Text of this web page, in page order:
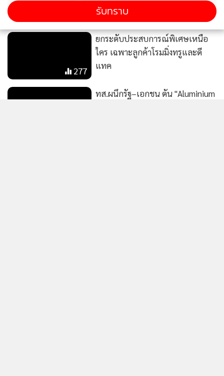
ถึง 30 เม.ย.นี้
277
ยกระดับประสบการณ์พิเศษเหนือ
ใคร เฉพาะลูกค้าโรมมิ่งทรูและดี
แทค
ทส.ผนึกรัฐ–เอกชน ดัน "Aluminium
รับทราบ